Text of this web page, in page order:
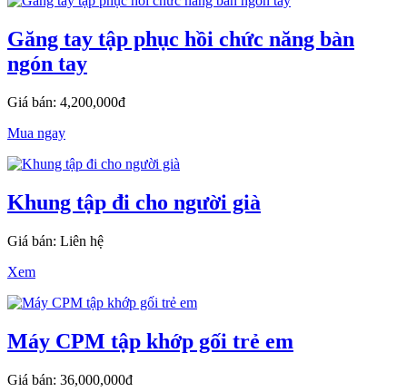
Găng tay tập phục hồi chức năng bàn
ngón tay
Giá bán: 4,200,000đ
Mua ngay
Khung tập đi cho người già
Giá bán: Liên hệ
Xem
Máy CPM tập khớp gối trẻ em
Giá bán: 36,000,000đ